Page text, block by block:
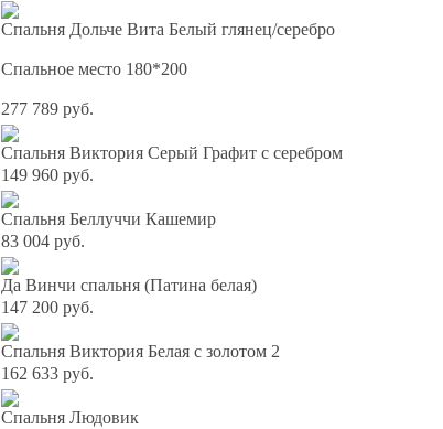
Спальня Дольче Вита Белый глянец/серебро
Спальное место 180*200
277 789 руб.
Спальня Виктория Серый Графит с серебром
149 960 руб.
Спальня Беллуччи Кашемир
83 004 руб.
Да Винчи спальня (Патина белая)
147 200 руб.
Спальня Виктория Белая с золотом 2
162 633 руб.
Спальня Людовик